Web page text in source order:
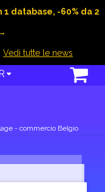
1 database, -60% da 2
Vedi tutte le news
- commercio Belgio